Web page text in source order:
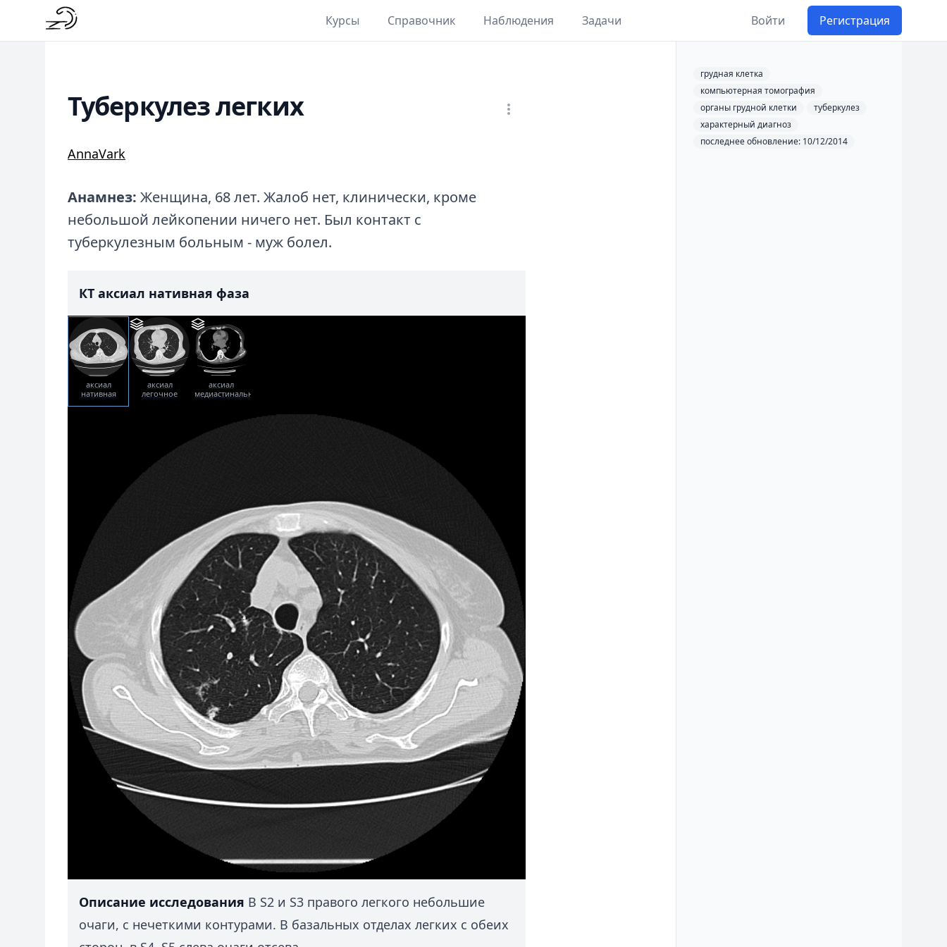
Курсы Справочник Наблюдения Задачи Войти Регистрация
Туберкулез легких
AnnaVark
Анамнез: Женщина, 68 лет. Жалоб нет, клинически, кроме
небольшой лейкопении ничего нет. Был контакт с
туберкулезным больным - муж болел.
КТ аксиал нативная фаза
аксиал
нативная
аксиал
легочное
аксиал
медиастинальное
Описание исследования В S2 и S3 правого легкого небольшие
очаги, с нечеткими контурами. В базальных отделах легких с обеих
грудная клетка
компьютерная томография
органы грудной клетки
туберкулез
характерный диагноз
последнее обновление: 10/12/2014